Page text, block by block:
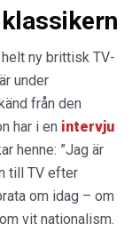
ny brittisk TV-
under
från den
har i en intervju
henne: ”Jag är
till TV efter
om idag – om
vit nationalism.